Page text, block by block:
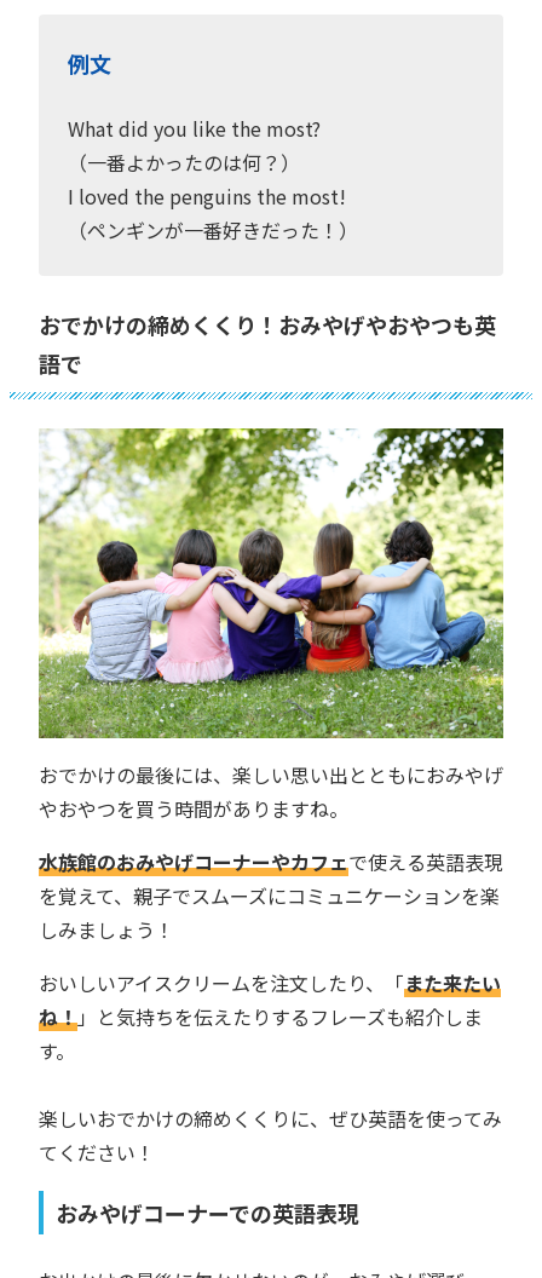
例文
What did you like the most?
（一番よかったのは何？）
I loved the penguins the most!
（ペンギンが一番好きだった！）
おでかけの締めくくり！おみやげやおやつも英
語で
おでかけの最後には、楽しい思い出とともにおみやげ
やおやつを買う時間がありますね。
水族館のおみやげコーナーやカフェで使える英語表現
を覚えて、親子でスムーズにコミュニケーションを楽
しみましょう！
おいしいアイスクリームを注文したり、「また来たい
ね！」と気持ちを伝えたりするフレーズも紹介しま
す。
楽しいおでかけの締めくくりに、ぜひ英語を使ってみ
てください！
おみやげコーナーでの英語表現